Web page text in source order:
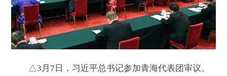
△3月7日，习近平总书记参加青海代表团审议。